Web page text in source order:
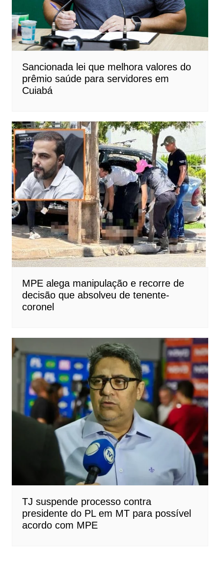
Sancionada lei que melhora valores do
prêmio saúde para servidores em
Cuiabá
MPE alega manipulação e recorre de
decisão que absolveu de tenente-
coronel
TJ suspende processo contra
presidente do PL em MT para possível
acordo com MPE